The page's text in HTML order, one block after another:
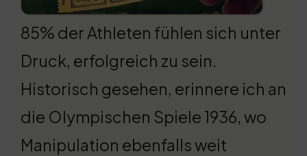
85% der Athleten fühlen sich unter
Druck, erfolgreich zu sein.
Historisch gesehen, erinnere ich an
die Olympischen Spiele 1936, wo
Manipulation ebenfalls weit